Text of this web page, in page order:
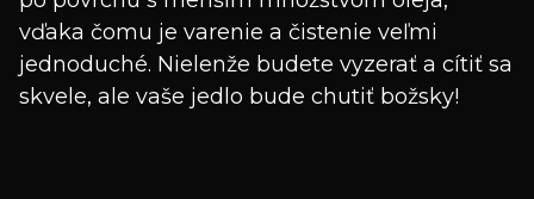
vďaka čomu je varenie a čistenie veľmi
jednoduché. Nielenže budete vyzerať a cítiť sa
skvele, ale vaše jedlo bude chutiť božsky!